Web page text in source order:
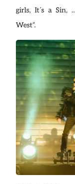
girls, It´s a Sin,
West”.